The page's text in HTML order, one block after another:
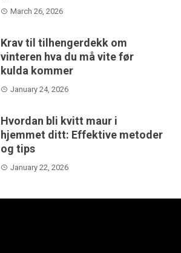
March 26, 2026
Krav til tilhengerdekk om
vinteren hva du må vite før
kulda kommer
January 24, 2026
Hvordan bli kvitt maur i
hjemmet ditt: Effektive metoder
og tips
January 22, 2026